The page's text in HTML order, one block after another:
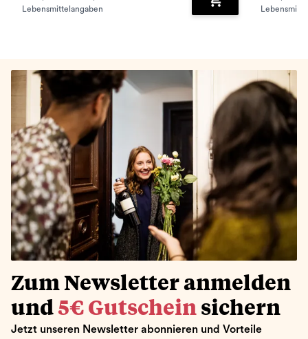
Lebensmittelangaben Zum Warenkorb
Zum Newsletter anmelden
und 5€ Gutschein sichern
Jetzt unseren Newsletter abonnieren und Vorteile